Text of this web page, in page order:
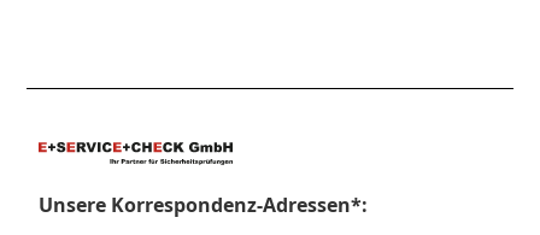
Unsere Korrespondenz-Adressen*: